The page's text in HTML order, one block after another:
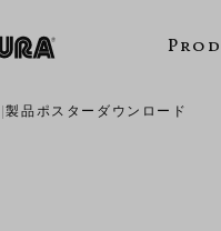
製品ポスターダウンロード